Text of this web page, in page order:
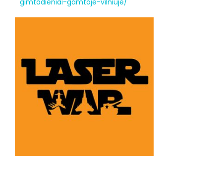
gimtadieniai-gamtoje-vilniuje/